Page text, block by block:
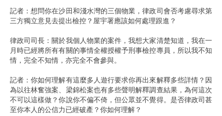
記者：想問你在沙田和淺水灣的三個物業，律政司會否考慮尋求第
三方獨立意見去提出檢控？屋宇署應該如何處理跟進？
律政司司長：關於我個人物業的案件，我想大家清楚知道，我在一
月時已經將所有有關的事情全權授權予刑事檢控專員，所以我不知
情，完全不知情，亦完全不會參與。
記者：你如何理解有這麼多人遊行要求你再出來解釋多些詳情？因
為以往林奮強案、梁錦松案也有多些聲明解釋調查結果，為何這次
不可以這樣做？你說你不偏不倚，但公眾並不覺得。是否律政司甚
至你本人的公信力已經破產？你如何理解？